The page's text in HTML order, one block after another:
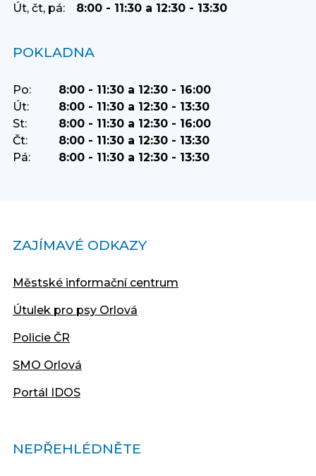
Út, čt, pá:
8:00 - 11:30 a 12:30 - 13:30
POKLADNA
Po:
8:00 - 11:30 a 12:30 - 16:00
Út:
8:00 - 11:30 a 12:30 - 13:30
St:
8:00 - 11:30 a 12:30 - 16:00
Čt:
8:00 - 11:30 a 12:30 - 13:30
Pá:
8:00 - 11:30 a 12:30 - 13:30
ZAJÍMAVÉ ODKAZY
Městské informační centrum
Útulek pro psy Orlová
Policie ČR
SMO Orlová
Portál IDOS
NEPŘEHLÉDNĚTE